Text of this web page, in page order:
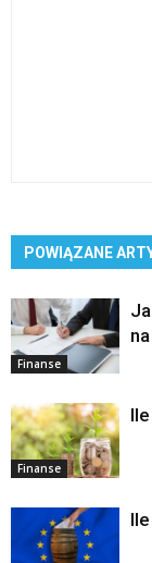
POWIĄZANE
Finanse
Finanse